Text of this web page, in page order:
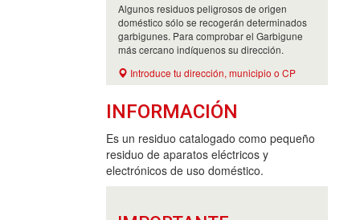
Algunos residuos peligrosos de origen
doméstico sólo se recogerán determinados
garbigunes. Para comprobar el Garbigune
más cercano indíquenos su dirección.
Introduce tu dirección, municipio o CP
INFORMACIÓN
Es un residuo catalogado como pequeño
residuo de aparatos eléctricos y
electrónicos de uso doméstico.